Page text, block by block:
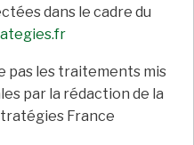
dans le cadre du
pas les traitements mis
par la rédaction de la
France